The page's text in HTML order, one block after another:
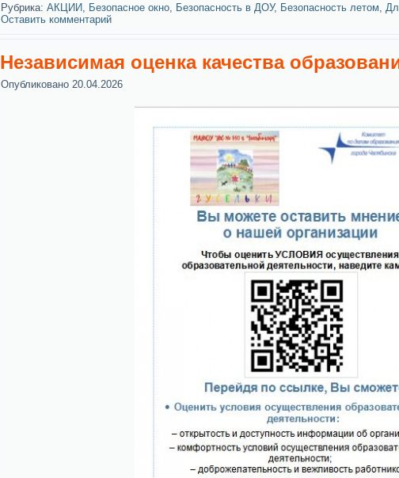
Рубрика: АКЦИИ Безопасное окно Безопасность в ДОУ, Безопасность летом
Оставить комментарий
Независимая оценка качества
Опубликовано 20.04.2026